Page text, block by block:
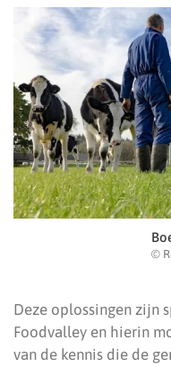
©
Deze oplossingen zijn
Foodvalley en hierin
van de kennis die de